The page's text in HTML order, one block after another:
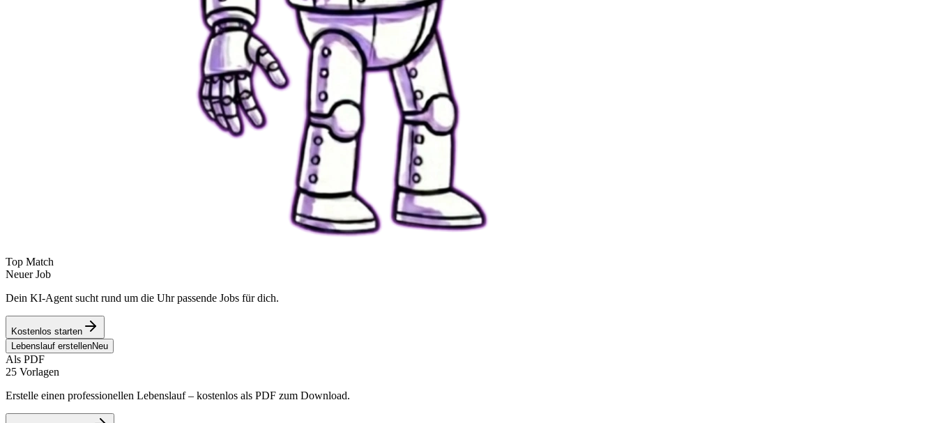
Top Match
Neuer Job
Dein KI-Agent sucht rund um die Uhr passende Jobs für dich.
Kostenlos starten
Lebenslauf erstellenNeu
Als PDF
25 Vorlagen
Erstelle einen professionellen Lebenslauf – kostenlos als PDF zum Download.